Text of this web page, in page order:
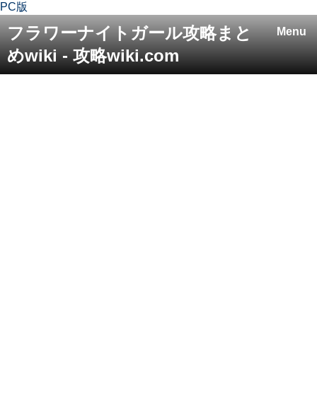
PC版
Menu
フラワーナイトガール攻略まと
めwiki - 攻略wiki.com